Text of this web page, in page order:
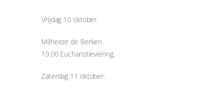
Vrijdag 10 oktober.
Milheeze de Berken.
19.00 Eucharistieviering.
Zaterdag 11 oktober.